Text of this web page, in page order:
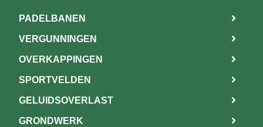
PADELBANEN
VERGUNNINGEN
OVERKAPPINGEN
SPORTVELDEN
GELUIDSOVERLAST
GRONDWERK